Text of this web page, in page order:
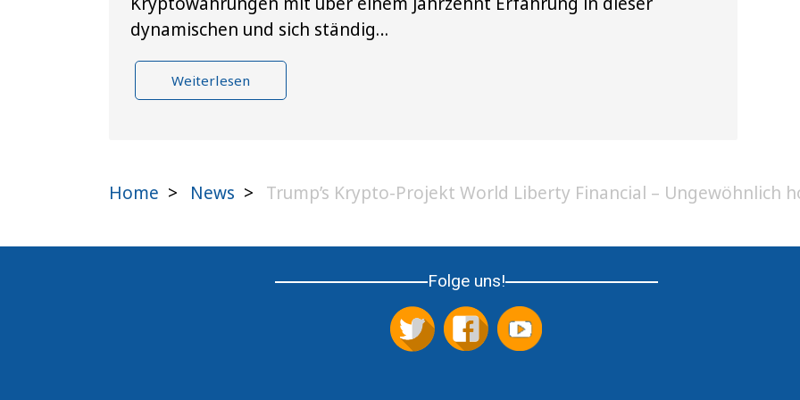
dynamischen und sich ständig…
Weiterlesen
Home > News > Trump’s Krypto-Projekt World Liberty Financial – Ungewöhnlich
Folge uns!